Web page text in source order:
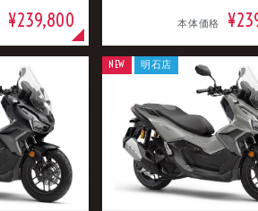
¥239,800 本体価格
NEW 明石店